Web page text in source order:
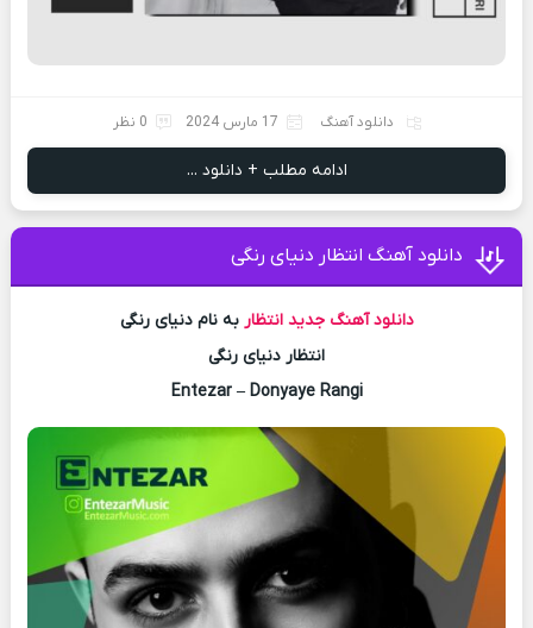
دانلود آهنگ 17 مارس 2024 0 نظر
ادامه مطلب + دانلود ...
دانلود آهنگ انتظار دنیای رنگی
دانلود آهنگ جدید انتظار به نام دنیای رنگی
انتظار دنیای رنگی
Entezar – Donyaye Rangi